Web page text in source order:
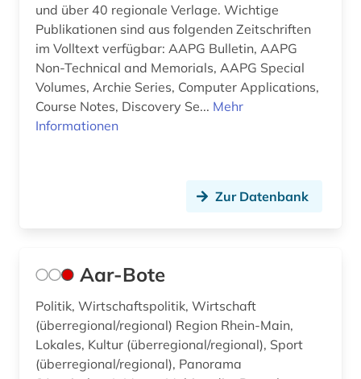
beamtenrecht (1)
beamter (1)
bedeutung (1)
begräbnisstätte (1)
behörden (2)
bekanntmachungen (1)
belarus (2)
belarussen (1)
und über 40 regionale Verlage. Wichtige
Publikationen sind aus folgenden Zeitschriften
im Volltext verfügbar: AAPG Bulletin, AAPG
Non-Technical and Memorials, AAPG Special
Volumes, Archie Series, Computer Applications,
Course Notes, Discovery Se... Mehr
Informationen
Zur Datenbank
Aar-Bote
Politik, Wirtschaftspolitik, Wirtschaft
(überregional/regional) Region Rhein-Main,
Lokales, Kultur (überregional/regional), Sport
(überregional/regional), Panorama